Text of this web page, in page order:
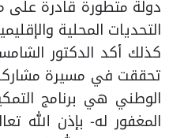
دولة متطورة قادرة على
التحديات المحلية
كذلك أكد الدكتور
تحققت في مسيرة
الوطني هي برنامج
المغفور له- بإذن الله